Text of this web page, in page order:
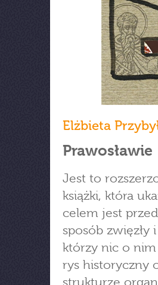
Elżbieta
Prawosławie
Jest to
książki, która
celem jest
sposób zwięzły
którzy nic o
rys historyczny
strukturze